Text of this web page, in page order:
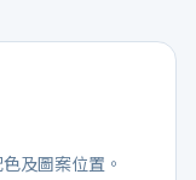
及圖案位置。